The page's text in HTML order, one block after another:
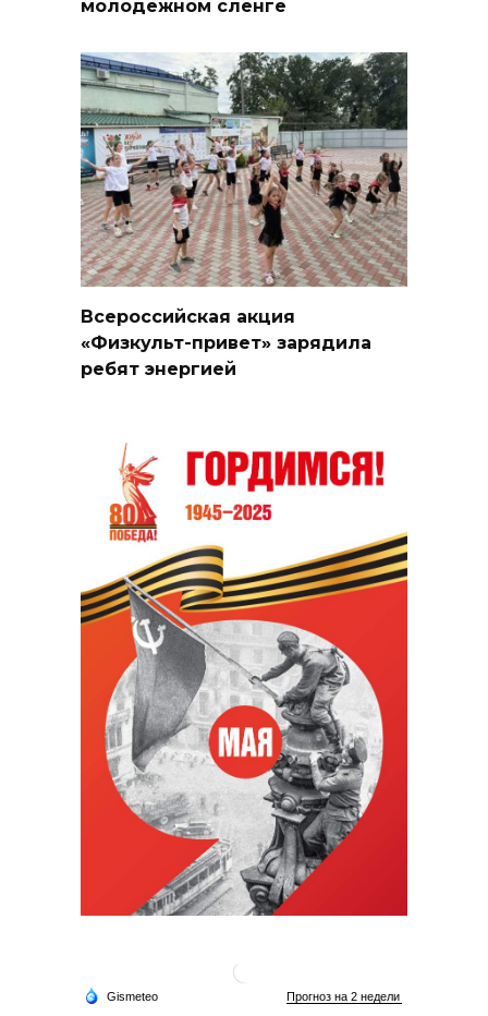
молодежном сленге
Всероссийская акция
«Физкульт-привет» зарядила
ребят энергией